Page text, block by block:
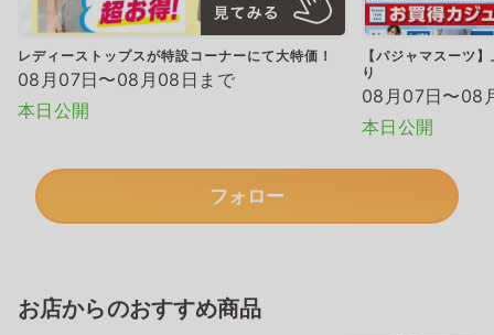
レディーストップスが特設コーナーにて大特価！
08月07日〜08月08日まで
本日公開
【パジャマスーツ
り
08月07日〜08
本日公開
フォロー
お店からのおすすめ商品